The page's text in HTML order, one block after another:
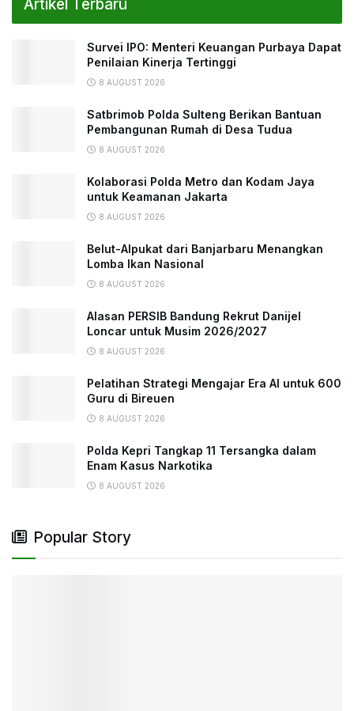
Artikel Terbaru
Survei IPO: Menteri Keuangan Purbaya Dapat
Penilaian Kinerja Tertinggi
8 AUGUST 2026
Satbrimob Polda Sulteng Berikan Bantuan
Pembangunan Rumah di Desa Tudua
8 AUGUST 2026
Kolaborasi Polda Metro dan Kodam Jaya
untuk Keamanan Jakarta
8 AUGUST 2026
Belut-Alpukat dari Banjarbaru Menangkan
Lomba Ikan Nasional
8 AUGUST 2026
Alasan PERSIB Bandung Rekrut Danijel
Loncar untuk Musim 2026/2027
8 AUGUST 2026
Pelatihan Strategi Mengajar Era AI untuk 600
Guru di Bireuen
8 AUGUST 2026
Polda Kepri Tangkap 11 Tersangka dalam
Enam Kasus Narkotika
8 AUGUST 2026
Popular Story